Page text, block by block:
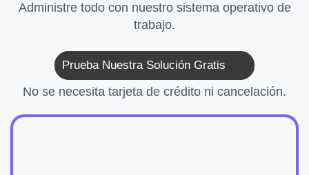
Administre todo con nuestro sistema operativo de
trabajo.
Prueba Nuestra Solución Gratis
No se necesita tarjeta de crédito ni cancelación.